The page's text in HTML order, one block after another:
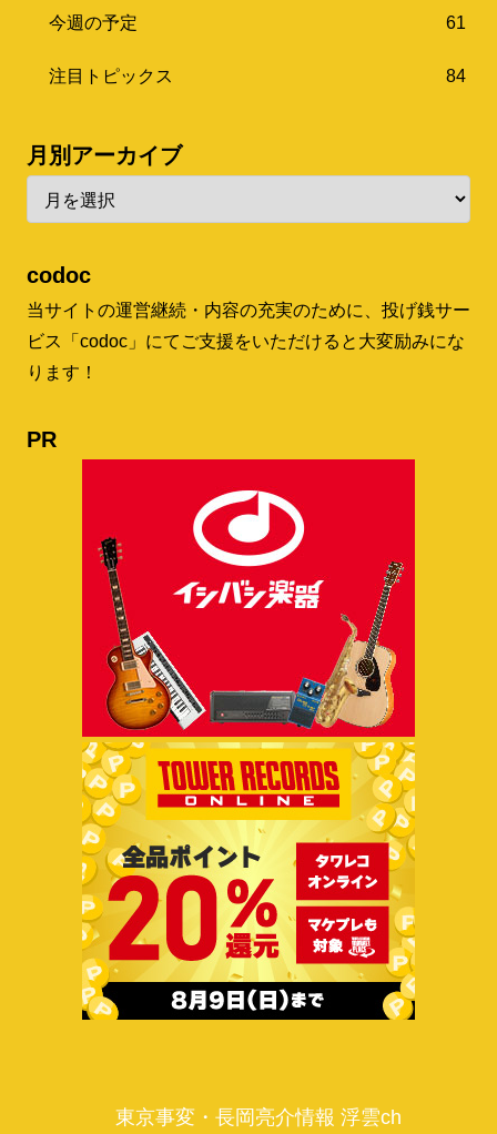
今週の予定 61
注目トピックス 84
月別アーカイブ
codoc
当サイトの運営継続・内容の充実のために、投げ銭サー
ビス「codoc」にてご支援をいただけると大変励みにな
ります！
PR
東京事変・長岡亮介情報 浮雲ch